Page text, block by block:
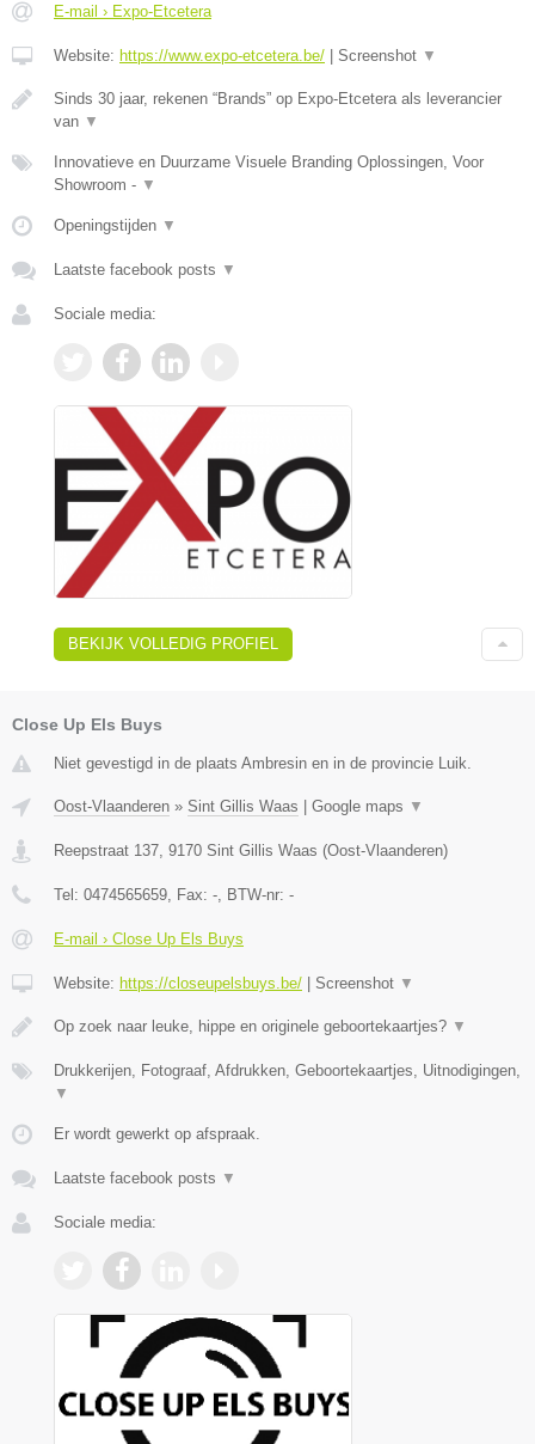
E-mail › Expo-Etcetera
Website: https://www.expo-etcetera.be/ | Screenshot ▼
Sinds 30 jaar, rekenen “Brands” op Expo-Etcetera als leverancier
van ▼
Innovatieve en Duurzame Visuele Branding Oplossingen, Voor
Showroom - ▼
Openingstijden ▼
Laatste facebook posts ▼
Sociale media:
BEKIJK VOLLEDIG PROFIEL
Close Up Els Buys
Niet gevestigd in de plaats Ambresin en in de provincie Luik.
Oost-Vlaanderen » Sint Gillis Waas Google maps ▼
Reepstraat 137, 9170 Sint Gillis Waas (Oost-Vlaanderen)
Tel: 0474565659, Fax: -, BTW-nr: -
E-mail › Close Up Els Buys
Website: https://closeupelsbuys.be/ Screenshot ▼
Op zoek naar leuke, hippe en originele geboortekaartjes? ▼
Drukkerijen, Fotograaf, Afdrukken, Geboortekaartjes, Uitnodigingen,
▼
Er wordt gewerkt op afspraak.
Laatste facebook posts ▼
Sociale media: